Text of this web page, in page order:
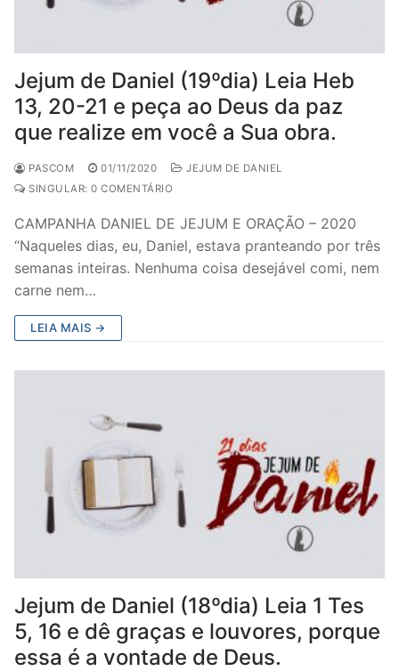
Jejum de Daniel (19ºdia) Leia Heb
13, 20-21 e peça ao Deus da paz
que realize em você a Sua obra.
PASCOM 01/11/2020
JEJUM DE DANIEL
SINGULAR: 0 COMENTÁRIO
CAMPANHA DANIEL DE JEJUM E ORAÇÃO – 2020
“Naqueles dias, eu, Daniel, estava pranteando por três
semanas inteiras. Nenhuma coisa desejável comi, nem
carne nem…
LEIA MAIS →
Jejum de Daniel (18ºdia) Leia 1 Tes
5, 16 e dê graças e louvores, porque
essa é a vontade de Deus.